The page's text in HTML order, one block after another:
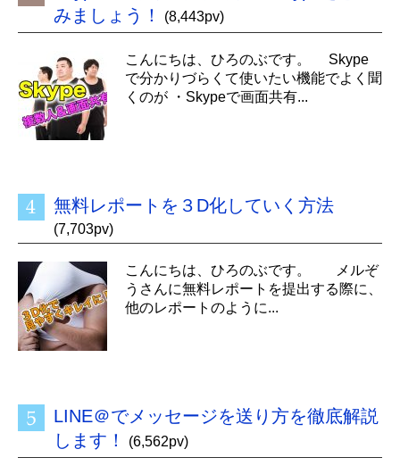
みましょう！
(8,443pv)
こんにちは、ひろのぶです。 Skype
で分かりづらくて使いたい機能でよく聞
くのが ・Skypeで画面共有...
無料レポートを３D化していく方法
(7,703pv)
こんにちは、ひろのぶです。 メルぞ
うさんに無料レポートを提出する際に、
他のレポートのように...
LINE＠でメッセージを送り方を徹底解説
します！
(6,562pv)